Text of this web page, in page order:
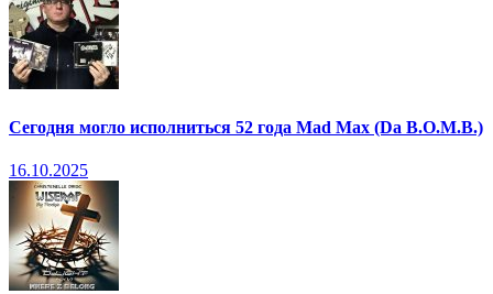
Сегодня могло исполниться 52 года Mad Max (Da B.O.M.B.)
16.10.2025